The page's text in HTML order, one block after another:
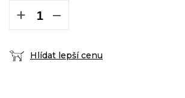
+ −
Hlídat lepší cenu